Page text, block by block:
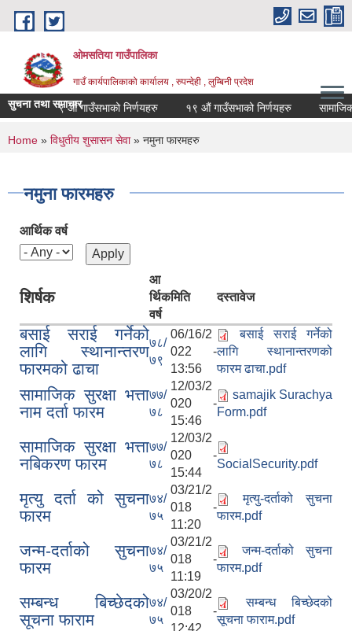
Skip to main content
ओमसतिया गाउँपालिका
गाउँ कार्यपालिकाको कार्यालय , रुपन्देही , लुम्बिनी प्रदेश
सुचना तथा समाचार
१९ औं गाउँसभाको निर्णयहरु १९ औं गाउँसभाको निर्णयहरु सामाजिक
You are here
Home » विधुतीय शुसासन सेवा» नमुना फारमहरु
नमुना फारमहरु
आर्थिक वर्ष
शिर्षक
आ
र्थिक
वर्ष
मिति दस्तावेज
बसाई सराई गर्नेको
लागि स्थानान्तरण
फारमको ढाचा
७८/
७९
06/16/2
022 -
13:56
बसाई सराई गर्नेको
लागि स्थानान्तरणको
फारम ढाचा.pdf
सामाजिक सुरक्षा भत्ता
नाम दर्ता फारम
७७/
७८
12/03/2
020 -
15:46
samajik Surachya
Form.pdf
सामाजिक सुरक्षा भत्ता
नबिकरण फारम
७७/
७८
12/03/2
020 -
15:44
SocialSecurity.pdf
मृत्यु दर्ता को सुचना
फारम
७४/
७५
03/21/2
018 -
11:20
मृत्यु-दर्ताको सुचना
फारम.pdf
जन्म-दर्ताको सुचना
फारम
७४/
७५
03/21/2
018 -
11:19
जन्म-दर्ताको सुचना
फारम.pdf
सम्बन्ध बिच्छेदको
सूचना फाराम
७४/
७५
03/20/2
018 -
12:42
सम्बन्ध बिच्छेदको
सूचना फाराम.pdf